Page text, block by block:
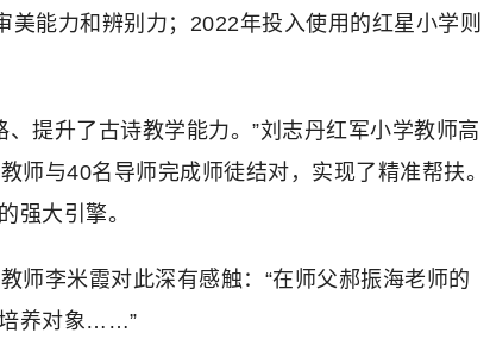
能力和辨别力；2022年投入使用的红星小学则
提升了古诗教学能力。”刘志丹红军小学教师高
与40名导师完成师徒结对，实现了精准帮扶。
强大引擎。
师李米霞对此深有感触：“在师父郝振海老师的
培养对象……”